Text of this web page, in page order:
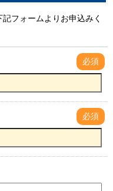
フォームよりお申込みく
必須
必須